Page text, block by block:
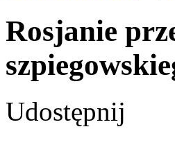
Rosjanie
Udostępnij